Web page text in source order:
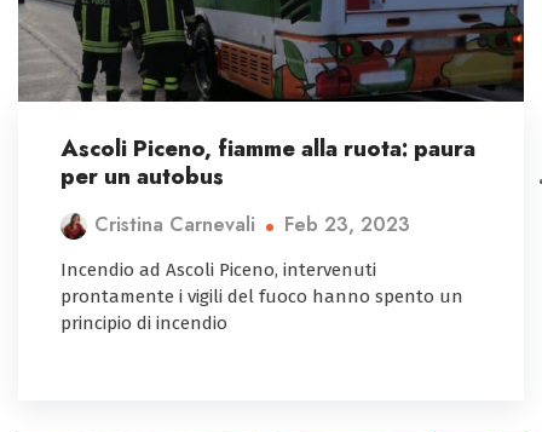
Ascoli Piceno, fiamme alla ruota: paura
per un autobus
Cristina Carnevali Feb 23, 2023
Incendio ad Ascoli Piceno, intervenuti
prontamente i vigili del fuoco hanno spento un
principio di incendio